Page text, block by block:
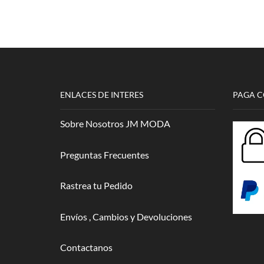
ENLACES DE INTERES
Sobre Nosotros JM MODA
Preguntas Frecuentes
Rastrea tu Pedido
Envíos , Cambios y Devoluciones
Contactanos
PAGA